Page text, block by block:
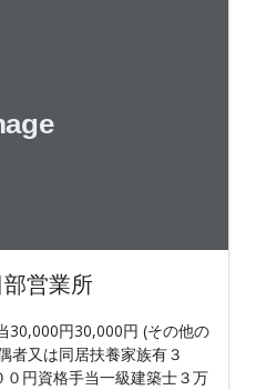
営業所
30,000円30,000円 (その他の
者又は同居扶養家族有３
０円資格手当一級建築士３万